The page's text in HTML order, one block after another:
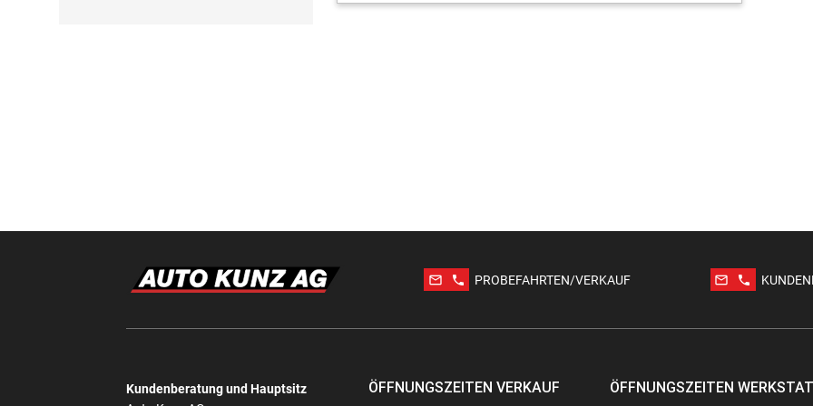
mail_outline phone PROBEFAHRTEN/VERKAUF mail_outline phone
Kundenberatung und Hauptsitz
ÖFFNUNGSZEITEN VERKAUF ÖFFNUNGSZEITEN